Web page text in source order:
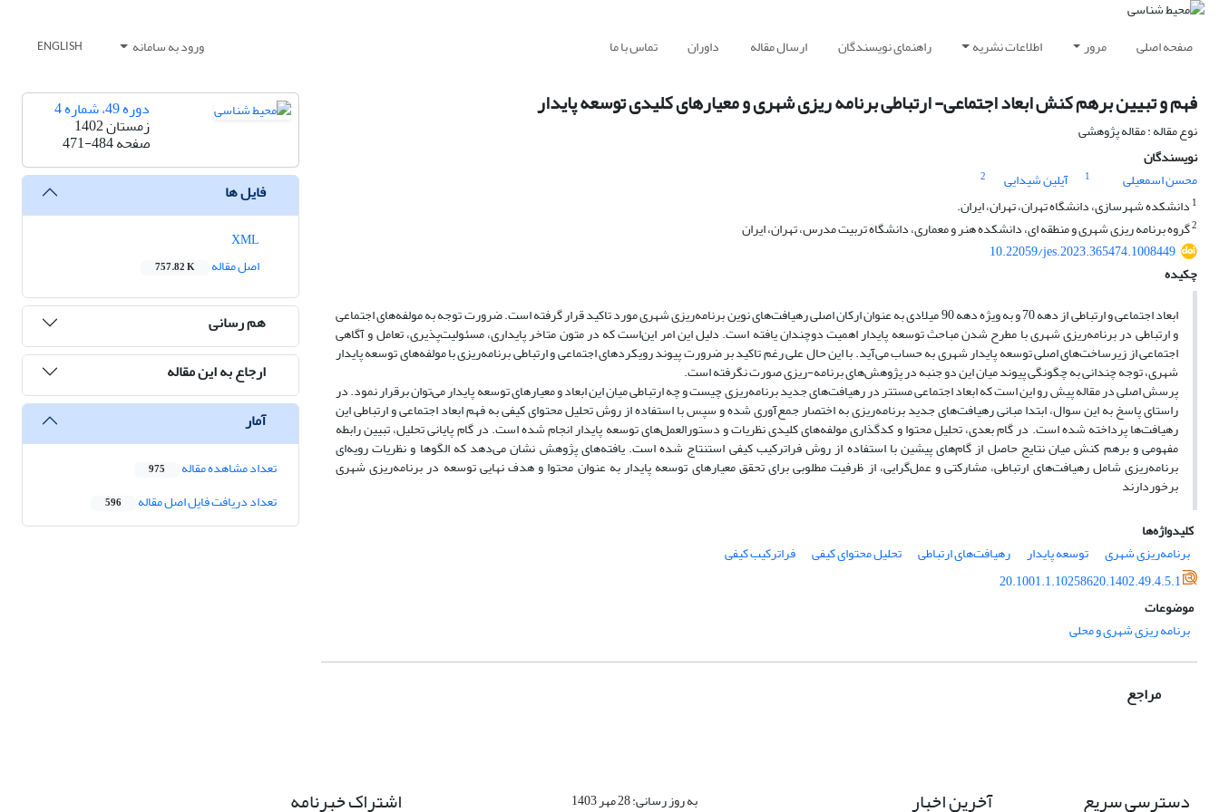
صفحه اصلی مرور اطلاعات نشریه راهنمای نویسندگان ارسال مقاله داوران تماس با ما ورود به سامانه ENGLISH
فهم و تبیین برهم کنش ابعاد اجتماعی- ارتباطی برنامه ریزی شهری و معیارهای کلیدی توسعه پایدار
نوع مقاله : مقاله پژوهشی
نویسندگان
محسن اسمعیلی
1 آیلین شیدایی
2
1 دانشکده شهرسازی، دانشگاه تهران، تهران، ایران.
2گروه برنامه ریزی شهری و منطقه ای، دانشکده هنر و معماری، دانشگاه تربیت مدرس، تهران، ایران
10.22059/jes.2023.365474.1008449
چکیده
ابعاد اجتماعی و ارتباطی از دهه 70 و به ویژه دهه 90 میلادی به عنوان ارکان اصلی رهیافت‌های نوین برنامه‌ریزی شهری مورد تاکید قرار گرفته است. ضرورت توجه به مولفه‌های اجتماعی
و ارتباطی در برنامه‌ریزی شهری با مطرح شدن مباحث توسعه پایدار اهمیت دوچندان یافته است. دلیل این امر این‌است که در متون متاخر پایداری، مسئولیت‌پذیری، تعامل و آگاهی
اجتماعی از زیرساخت‌های اصلی توسعه پایدار شهری به حساب می‌آید. با این حال علی رغم تاکید بر ضرورت پیوند رویکردهای اجتماعی و ارتباطی برنامه‌ریزی با مولفه‌های توسعه پایدار
شهری، توجه چندانی به چگونگی پیوند میان این دو جنبه در پژوهش‌های برنامه-ریزی صورت نگرفته است.
پرسش اصلی در مقاله پیش رو این است که ابعاد اجتماعی مستتر در رهیافت‌های جدید برنامه‌ریزی چیست و چه ارتباطی میان این ابعاد و معیارهای توسعه پایدار می‌توان برقرار نمود. در
راستای پاسخ به این سوال، ابتدا مبانی رهیافت‌های جدید برنامه‌ریزی به اختصار جمع‌آوری شده و سپس با استفاده از روش تحلیل محتوای کیفی به فهم ابعاد اجتماعی و ارتباطی این
رهیافت‌ها پرداخته شده است. در گام بعدی، تحلیل محتوا و کدگذاری مولفه‌های کلیدی نظریات و دستورالعمل‌های توسعه پایدار انجام شده است. در گام پایانی تحلیل، تبیین رابطه
مفهومی و برهم کنش میان نتایج حاصل از گام‌های پیشین با استفاده از روش فراترکیب کیفی استنتاج شده است. یافته‌های پژوهش نشان می‌دهد که الگوها و نظریات رویه‌ای
برنامه‌ریزی شامل رهیافت‌های ارتباطی، مشارکتی و عمل‌گرایی، از ظرفیت مطلوبی برای تحقق معیارهای توسعه پایدار به عنوان محتوا و هدف نهایی توسعه در برنامه‌ریزی شهری
برخوردارند
کلیدواژه‌ها
برنامه‌ریزی شهری
توسعه پایدار رهیافت‌های ارتباطی تحلیل محتوای کیفی
فراترکیب کیفی
20.1001.1.10258620.1402.49.4.5.1
موضوعات
برنامه ریزی شهری و محلی
مراجع
دوره 49، شماره 4
زمستان 1402
صفحه471-484
فایل ها
اصل مقاله
757.82 K
هم رسانی
ارجاع به این مقاله
آمار
تعداد مشاهده مقاله 975
تعداد دریافت فایل اصل مقاله 596
دسترسی سریع آخرین اخبار به روز رسانی: 28 مهر 1403 اشتراک خبرنامه